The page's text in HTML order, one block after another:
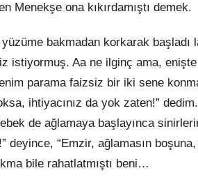
Menekşe ona kıkırdamıştı demek.
bakmadan korkarak başladı
istiyormuş. Aa ne ilginç ama,
parama faizsiz bir iki sene
ihtiyacınız da yok zaten!”
de ağlamaya başlayınca
deyince, “Emzir, ağlamasın
bile rahatlatmıştı beni…